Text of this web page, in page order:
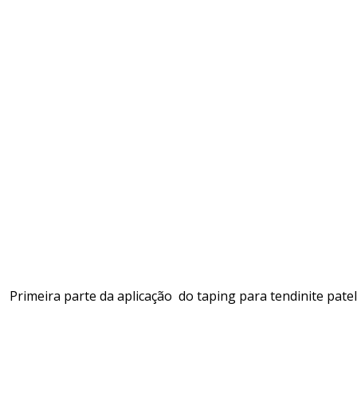
Primeira parte da aplicação do taping para tendinite